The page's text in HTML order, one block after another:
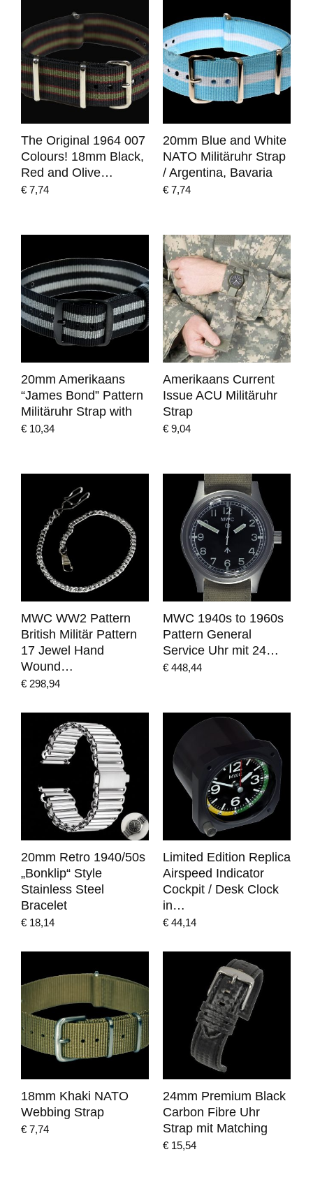
The Original 1964 007
Colours! 18mm Black,
Red and Olive…
€ 7,74
20mm Blue and White
NATO Militäruhr Strap
/ Argentina, Bavaria
€ 7,74
20mm Amerikaans
“James Bond” Pattern
Militäruhr Strap with
€ 10,34
Amerikaans Current
Issue ACU Militäruhr
Strap
€ 9,04
MWC WW2 Pattern
British Militär Pattern
17 Jewel Hand
Wound…
€ 298,94
MWC 1940s to 1960s
Pattern General
Service Uhr mit 24…
€ 448,44
20mm Retro 1940/50s
„Bonklip“ Style
Stainless Steel
Bracelet
€ 18,14
Limited Edition Replica
Airspeed Indicator
Cockpit / Desk Clock
in…
€ 44,14
18mm Khaki NATO
Webbing Strap
€ 7,74
24mm Premium Black
Carbon Fibre Uhr
Strap mit Matching
€ 15,54